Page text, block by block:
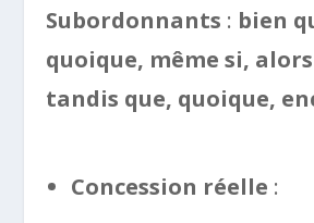
Subordonnants : bien
quoique, même si,
tandis que, quoique,
Concession réelle :